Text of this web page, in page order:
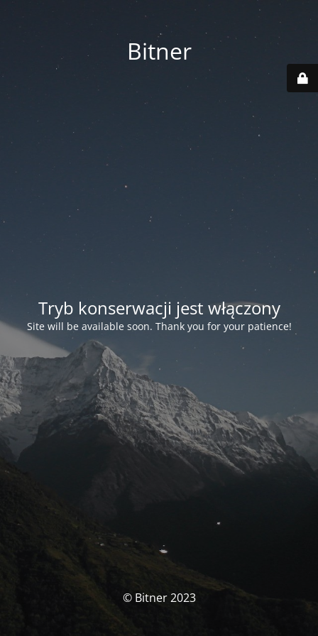
Bitner
Tryb konserwacji jest włączony
Site will be available soon. Thank you for your patience!
© Bitner 2023